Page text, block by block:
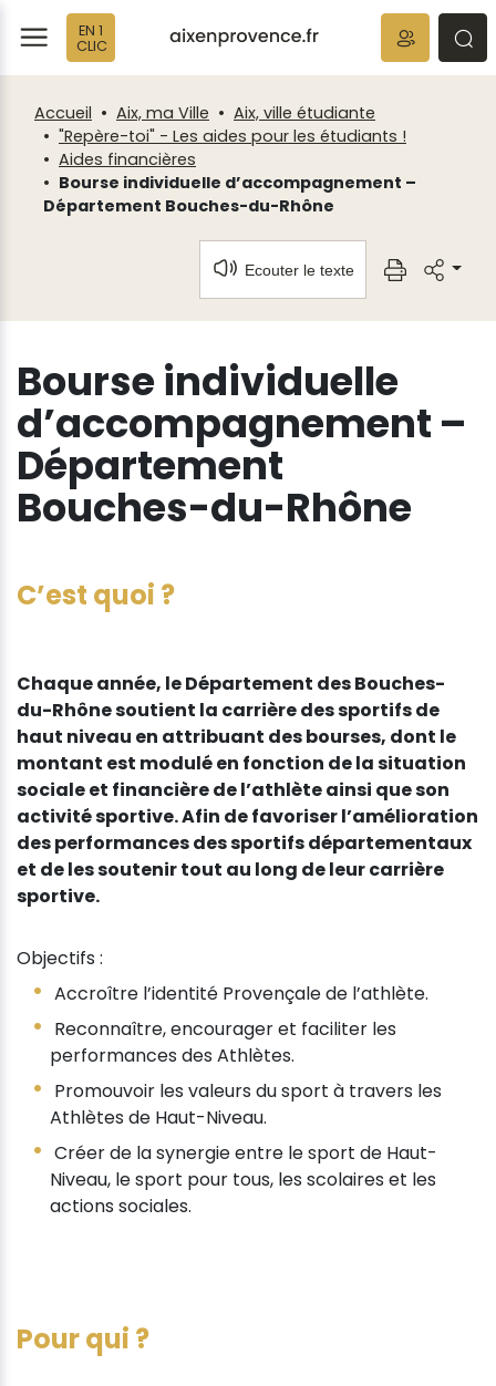
EN 1
CLIC
Accueil Aix, ma Ville
Aix, ville étudiante
"Repère-toi" - Les aides pour les étudiants !
Aides financières
Bourse individuelle d’accompagnement –
Département Bouches-du-Rhône
Ecouter le texte
Bourse individuelle
d’accompagnement –
Département
Bouches-du-Rhône
C’est quoi ?
Chaque année, le Département des Bouches-
du-Rhône soutient la carrière des sportifs de
haut niveau en attribuant des bourses, dont le
montant est modulé en fonction de la situation
sociale et financière de l’athlète ainsi que son
activité sportive. Afin de favoriser l’amélioration
des performances des sportifs départementaux
et de les soutenir tout au long de leur carrière
sportive.
Objectifs :
Accroître l’identité Provençale de l’athlète.
Reconnaître, encourager et faciliter les
performances des Athlètes.
Promouvoir les valeurs du sport à travers les
Athlètes de Haut-Niveau.
Créer de la synergie entre le sport de Haut-
Niveau, le sport pour tous, les scolaires et les
actions sociales.
Pour qui ?
Fenêtre
de
chat
Panneau de gestion des cookies